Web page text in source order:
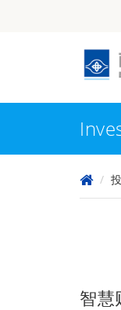
智慧